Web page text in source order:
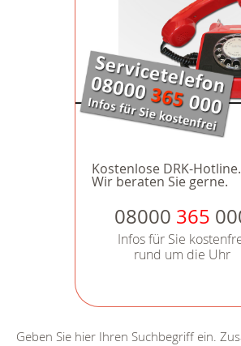
Kostenlose DRK-Hotline.
Wir beraten Sie gerne.
08000 365
Infos für Sie
rund um die Uhr
Geben Sie hier Ihren Suchbegriff ein.